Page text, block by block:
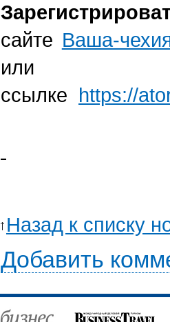
сайте Ваша-
или
ссылке https://
Назад к списку
Добавить